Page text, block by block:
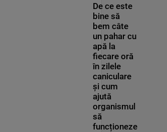
De ce este
bine să
bem câte
un pahar cu
apă la
fiecare oră
în zilele
caniculare
și cum
ajută
organismul
să
funcționeze